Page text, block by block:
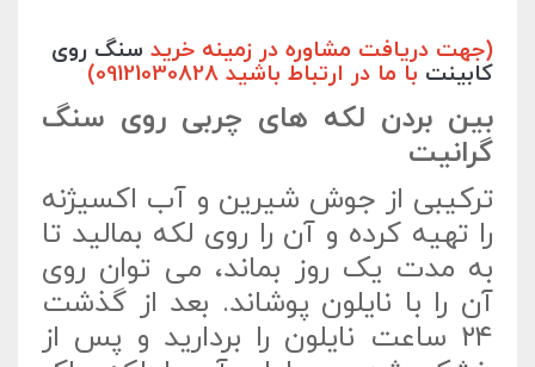
(جهت دریافت مشاوره در زمینه خرید سنگ روی
کابینت با ما در ارتباط باشید 09121030828)
بین بردن لکه های چربی روی سنگ
گرانیت
ترکیبی از جوش شیرین و آب اکسیژنه
را تهیه کرده و آن را روی لکه بمالید تا
به مدت یک روز بماند، می توان روی
آن را با نایلون پوشاند. بعد از گذشت
۲۴ ساعت نایلون را بردارید و پس از